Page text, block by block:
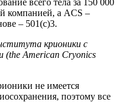
компанией, а ACS –
– 501(c)3.
крионики с
(the American Cryonics
не имеется
поэтому все